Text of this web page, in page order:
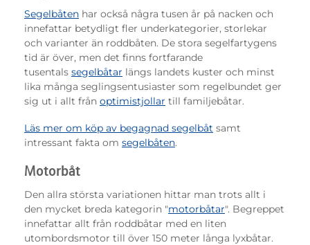
Segelbåten har också några tusen år på nacken och
innefattar betydligt fler underkategorier, storlekar
och varianter än roddbåten. De stora segelfartygens
tid är över, men det finns fortfarande
tusentals segelbåtar längs landets kuster och minst
lika många seglingsentusiaster som regelbundet ger
sig ut i allt från optimistjollar till familjebåtar.
Läs mer om köp av begagnad segelbåt samt
intressant fakta om segelbåten.
Motorbåt
Den allra största variationen hittar man trots allt i
den mycket breda kategorin "motorbåtar". Begreppet
innefattar allt från roddbåtar med en liten
utombordsmotor till över 150 meter långa lyxbåtar.